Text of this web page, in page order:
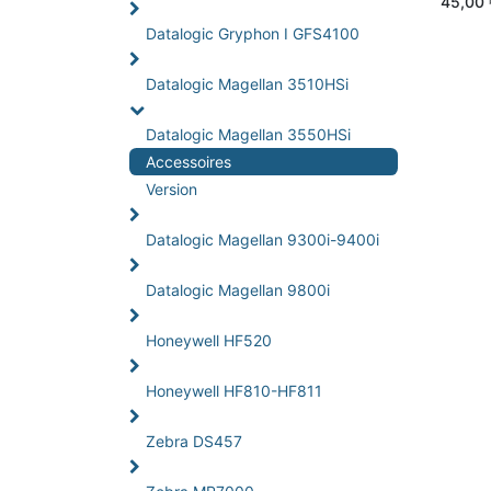
Datalogic Gryphon I GFS4100
Datalogic Magellan 3510HSi
Datalogic Magellan 3550HSi
Accessoires
Version
Datalogic Magellan 9300i-9400i
Datalogic Magellan 9800i
Honeywell HF520
Honeywell HF810-HF811
Zebra DS457